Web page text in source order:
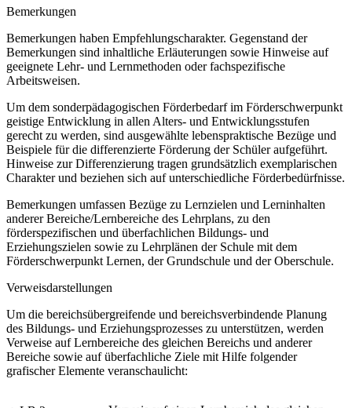
Bemerkungen
Bemerkungen haben Empfehlungscharakter. Gegenstand der
Bemerkungen sind inhaltliche Erläuterungen sowie Hinweise auf
geeignete Lehr- und Lernmethoden oder fachspezifische
Arbeitsweisen.
Um dem sonderpädagogischen Förderbedarf im Förderschwerpunkt
geistige Entwicklung in allen Alters- und Entwicklungsstufen
gerecht zu werden, sind ausgewählte lebenspraktische Bezüge und
Beispiele für die differenzierte Förderung der Schüler aufgeführt.
Hinweise zur Differenzierung tragen grundsätzlich exemplarischen
Charakter und beziehen sich auf unterschiedliche Förderbedürfnisse.
Bemerkungen umfassen Bezüge zu Lernzielen und Lerninhalten
anderer Bereiche/Lernbereiche des Lehrplans, zu den
förderspezifischen und überfachlichen Bildungs- und
Erziehungszielen sowie zu Lehrplänen der Schule mit dem
Förderschwerpunkt Lernen, der Grundschule und der Oberschule.
Verweisdarstellungen
Um die bereichsübergreifende und bereichsverbindende Planung
des Bildungs- und Erziehungsprozesses zu unterstützen, werden
Verweise auf Lernbereiche des gleichen Bereichs und anderer
Bereiche sowie auf überfachliche Ziele mit Hilfe folgender
grafischer Elemente veranschaulicht: